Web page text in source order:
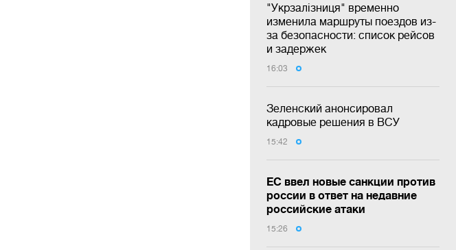
"Укрзалізниця" временно
изменила маршруты поездов из-
за безопасности: список рейсов
и задержек
16:03
Зеленский анонсировал
кадровые решения в ВСУ
15:42
ЕС ввел новые санкции против
россии в ответ на недавние
российские атаки
15:26